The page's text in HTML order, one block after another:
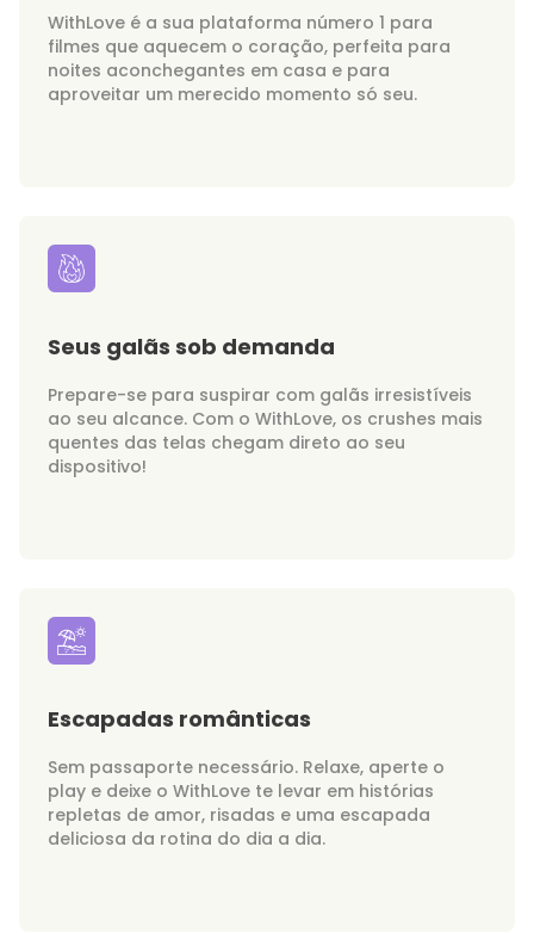
WithLove é a sua plataforma número 1 para
filmes que aquecem o coração, perfeita para
noites aconchegantes em casa e para
aproveitar um merecido momento só seu.
Seus galãs sob demanda
Prepare-se para suspirar com galãs irresistíveis
ao seu alcance. Com o WithLove, os crushes mais
quentes das telas chegam direto ao seu
dispositivo!
Escapadas românticas
Sem passaporte necessário. Relaxe, aperte o
play e deixe o WithLove te levar em histórias
repletas de amor, risadas e uma escapada
deliciosa da rotina do dia a dia.